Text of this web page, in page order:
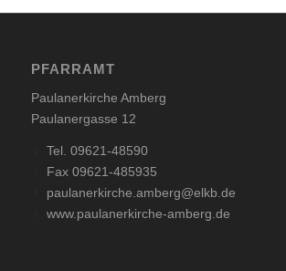
PFARRAMT
Paulanerkirche Amberg
Paulanergasse 12
Tel. 09621-48590
Fax 09621-485935
paulanerkirche.amberg@elkb.de
www.paulanerkirche-amberg.de